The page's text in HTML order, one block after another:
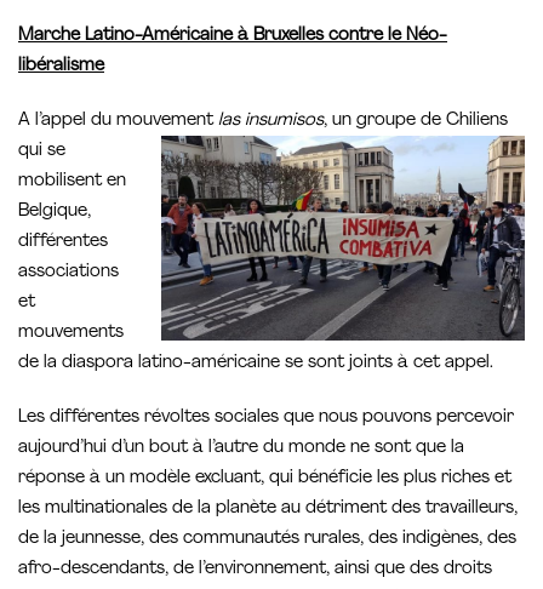
Marche Latino-Américaine à Bruxelles contre le Néo-
libéralisme
A l’appel du mouvement las insumisos, un groupe de Chiliens
qui se
mobilisent en
Belgique,
différentes
associations
et
mouvements
de la diaspora latino-américaine se sont joints à cet appel.
Les différentes révoltes sociales que nous pouvons percevoir
aujourd’hui d’un bout à l’autre du monde ne sont que la
réponse à un modèle excluant, qui bénéficie les plus riches et
les multinationales de la planète au détriment des travailleurs,
de la jeunnesse, des communautés rurales, des indigènes, des
afro-descendants, de l’environnement, ainsi que des droits